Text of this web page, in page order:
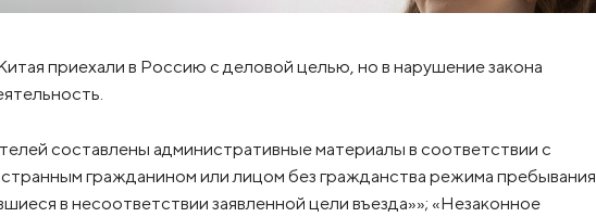
приехали в Россию с деловой целью, но в нарушение закона
составлены административные материалы в соответствии с
гражданином или лицом без гражданства режима пребывания
в несоответствии заявленной цели въезда»»; «Незаконное